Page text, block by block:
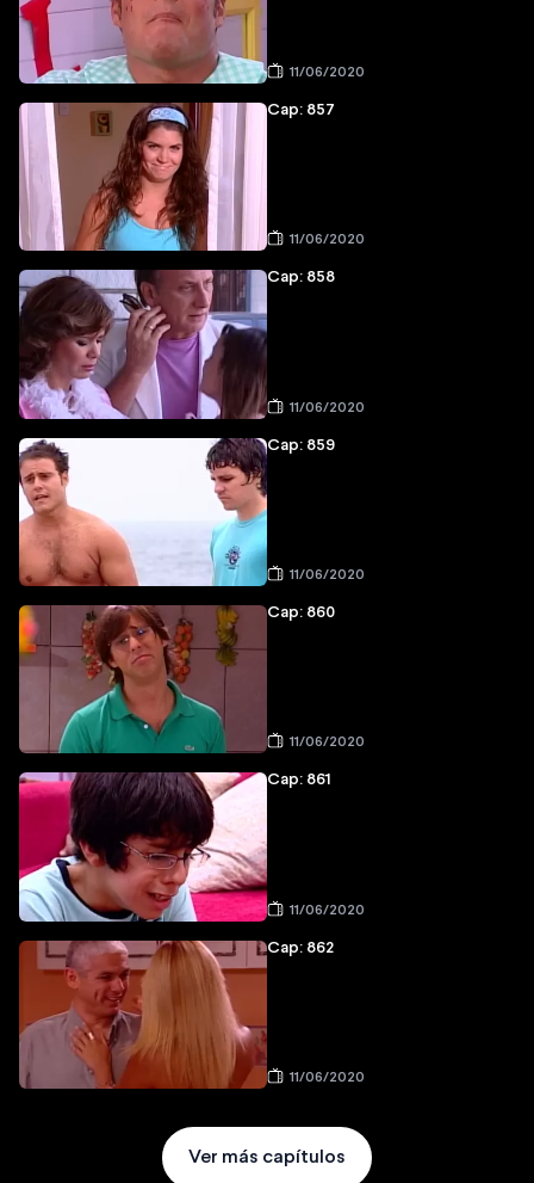
11/06/2020
Cap: 857
11/06/2020
Cap: 858
11/06/2020
Cap: 859
11/06/2020
Cap: 860
11/06/2020
Cap: 861
11/06/2020
Cap: 862
11/06/2020
Ver más capítulos